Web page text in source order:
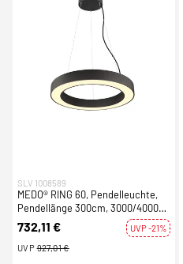
SLV 1008589
MEDO® RING 60, Pendelleuchte,
Pendellänge 300cm, 3000/4000K,
110°, DALI, Touch, schwarz
732,11 €
UVP -21%
UVP 927,01 €